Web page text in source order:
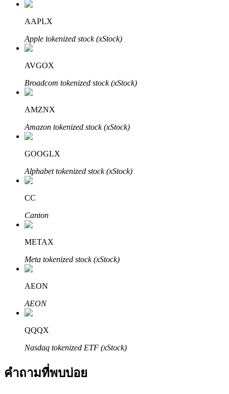
พันธมิตร Bitrue
พันธมิตร Bitrue
มากถึง 65% คอมมิชชั่น!
เชิญเพื่อนเพื่อรับรางวัลเงินสด
AAPLX
Apple tokenized stock (xStock)
AVGOX
Broadcom tokenized stock (xStock)
AMZNX
Amazon tokenized stock (xStock)
GOOGLX
Alphabet tokenized stock (xStock)
CC
Canton
METAX
Meta tokenized stock (xStock)
AEON
AEON
QQQX
Nasdaq tokenized ETF (xStock)
คำถามที่พบบ่อย